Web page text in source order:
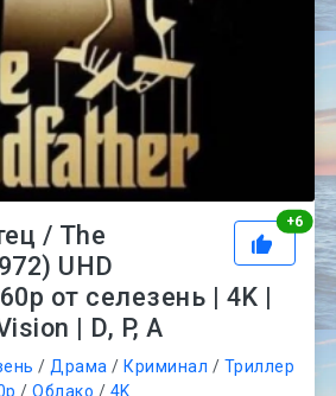
+6
/ The
UHD
от селезень | 4K |
| D, P, A
/ Драма / Криминал / Триллер
/Облако / 4K